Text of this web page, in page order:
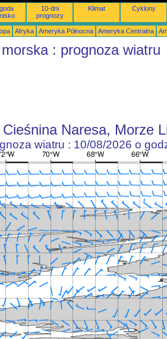
10-dni
prognozy
Klimat Cyklony
Afryka Ameryka Północna Ameryka Centralna
: prognoza wiatru
Cieśnina Naresa, Morze
wiatru : 10/08/2026 o